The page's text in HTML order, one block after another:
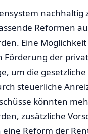
nachhaltig
Reformen
Eine
Förderung der
um die gesetzliche
steuerliche
könnten
zusätzliche
Reform der